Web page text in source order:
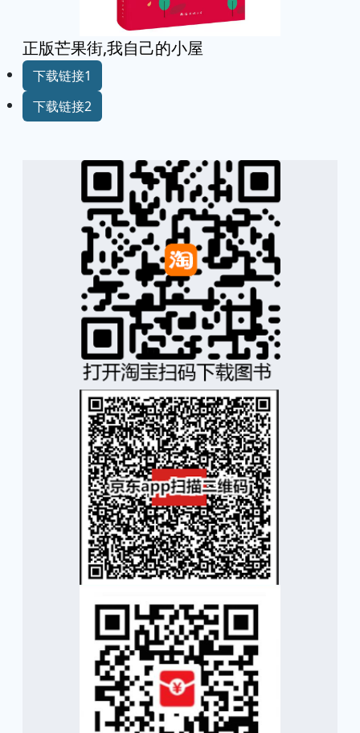
正版芒果街,我自己的小屋
下载链接1
下载链接2